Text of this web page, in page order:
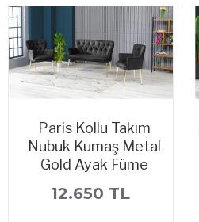
Paris Kollu Takım
Nubuk Kumaş Metal
Gold Ayak Füme
12.650 TL